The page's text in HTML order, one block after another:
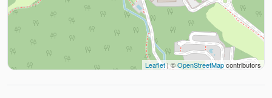
Leaflet| ©OpenStreetMapcontributors